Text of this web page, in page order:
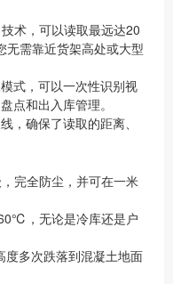
术，可以读取最远达20
无需靠近货架高处或大型
式，可以一次性识别视
点和出入库管理。
，确保了读取的距离、
完全防尘，并可在一米
，无论是冷库还是户
度多次跌落到混凝土地面